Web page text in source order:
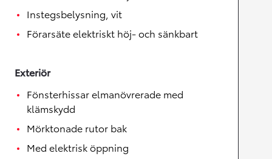
Instegsbelysning, vit
Förarsäte elektriskt höj- och sänkbart
Exteriör
Fönsterhissar elmanövrerade med
klämskydd
Mörktonade rutor bak
Med elektrisk öppning